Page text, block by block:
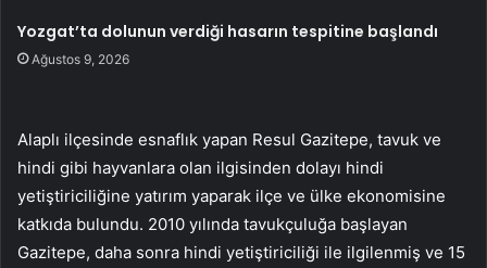
Yozgat’ta dolunun verdiği hasarın tespitine başlandı
Ağustos 9, 2026
Alaplı ilçesinde esnaflık yapan Resul Gazitepe, tavuk ve
hindi gibi hayvanlara olan ilgisinden dolayı hindi
yetiştiriciliğine yatırım yaparak ilçe ve ülke ekonomisine
katkıda bulundu. 2010 yılında tavukçuluğa başlayan
Gazitepe, daha sonra hindi yetiştiriciliği ile ilgilenmiş ve 15